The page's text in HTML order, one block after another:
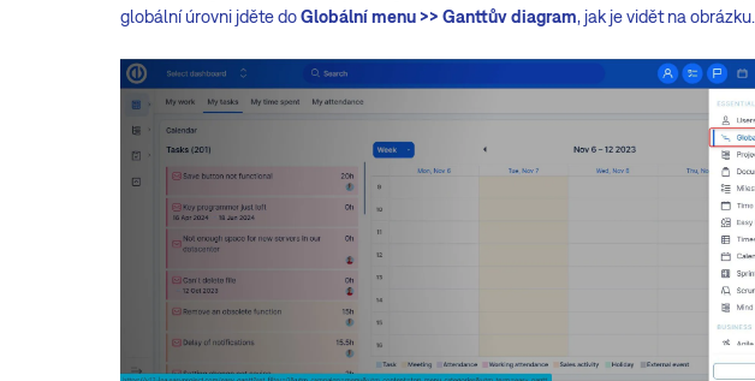
globální úrovni jděte doGlobální menu >> Ganttův diagram, jak je vidět na obrázku.